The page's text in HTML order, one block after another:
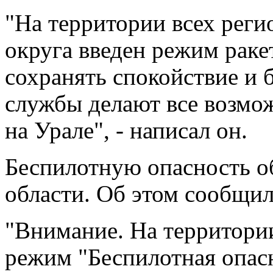
"На территории всех
округа введен режим
сохранять спокойствие
службы делают все
на Урале", - написал он.
Беспилотную опасность
области. Об этом
"Внимание. На
режим "Беспилотная